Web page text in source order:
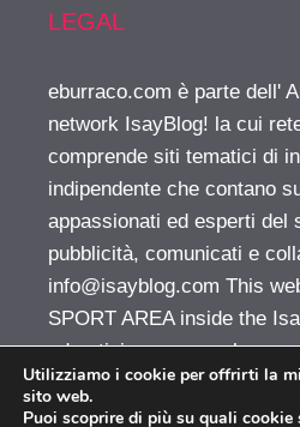
LEGAL
eburraco.com è parte dell'
network IsayBlog! la cui
comprende siti tematici di
indipendente che contano
appassionati ed esperti del
pubblicità, comunicati e
info@isayblog.com This
SPORT AREA inside the
advertising, press releases
opportunities:
Utilizziamo i cookie per offrirti la
sito web.
Puoi scoprire di più su quali